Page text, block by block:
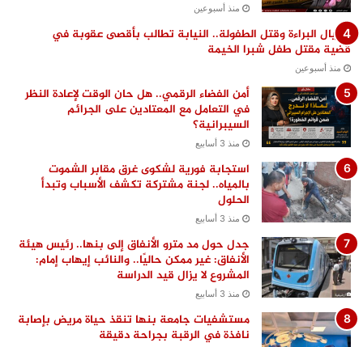
منذ أسبوعين
اغتيال البراءة وقتل الطفولة.. النيابة تطالب بأقصى عقوبة في
قضية مقتل طفل شبرا الخيمة
منذ أسبوعين
أمن الفضاء الرقمي.. هل حان الوقت لإعادة النظر
في التعامل مع المعتادين على الجرائم
السيبرانية؟
منذ 3 أسابيع
استجابة فورية لشكوى غرق مقابر الشموت
بالمياه.. لجنة مشتركة تكشف الأسباب وتبدأ
الحلول
منذ 3 أسابيع
جدل حول مد مترو الأنفاق إلى بنها.. رئيس هيئة
الأنفاق: غير ممكن حاليًا.. والنائب إيهاب إمام:
المشروع لا يزال قيد الدراسة
منذ 3 أسابيع
مستشفيات جامعة بنها تنقذ حياة مريض بإصابة
نافذة في الرقبة بجراحة دقيقة